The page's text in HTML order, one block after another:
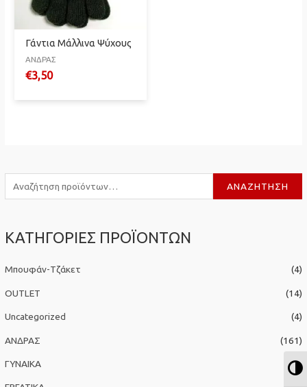
ν
ζ
τ
η
ι
ΑΝΑΖΉΤΗΣΗ
ΚΑΤΗΓΟΡΙΕΣ ΠΡΟΪΟΝΤΩΝ
Μπουφάν-Τζάκετ (4)
OUTLET (14)
Uncategorized (4)
ΑΝΔΡΑΣ (161)
ΓΥΝΑΙΚΑ (50)
Γάντια Μάλλινα Ψύχους
ΑΝΔΡΑΣ
€3,50